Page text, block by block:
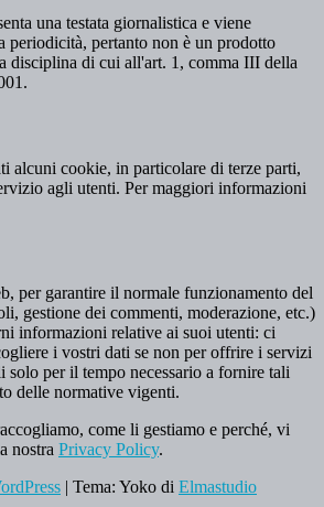
una testata giornalistica e viene
periodicità, pertanto non è un prodotto
disciplina di cui all'art. 1, comma III della
alcuni cookie, in particolare di terze parti,
agli utenti. Per maggiori informazioni
per garantire il normale funzionamento del
gestione dei commenti, moderazione, etc.)
informazioni relative ai suoi utenti: ci
i vostri dati se non per offrire i servizi
solo per il tempo necessario a fornire tali
delle normative vigenti.
come li gestiamo e perché, vi
nostra Privacy Policy.
| Tema: Yoko di Elmastudio